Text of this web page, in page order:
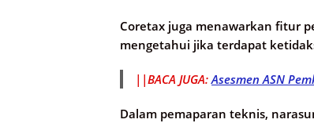
Coretax juga menawarkan fitur
mengetahui jika terdapat
||BACA JUGA:Asesmen ASN
Dalam pemaparan teknis,